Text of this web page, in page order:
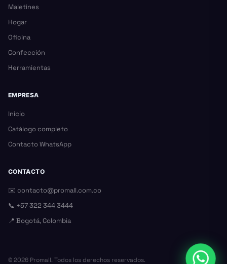
Maletines
Hogar
Oficina
Confección
Herramientas
EMPRESA
Inicio
Catálogo completo
Contacto WhatsApp
CONTACTO
✉️ contacto@promall.com.co
📞 +57 322 344 3444
📍 Bogotá, Colombia
©2026 Promall. Todos los derechos reservados.